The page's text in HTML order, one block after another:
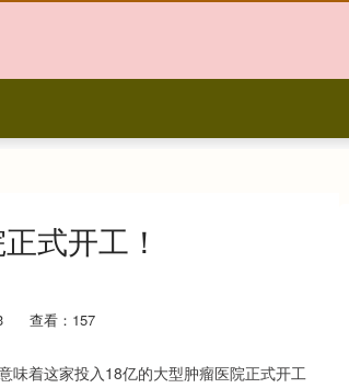
式开工！
查看：157
味着这家投入18亿的大型肿瘤医院正式开工